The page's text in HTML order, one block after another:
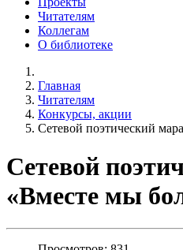
Читателям
Коллегам
О библиотеке
Главная
Читателям
Конкурсы, акции
Сетевой поэтический
Сетевой
«Вместе мы